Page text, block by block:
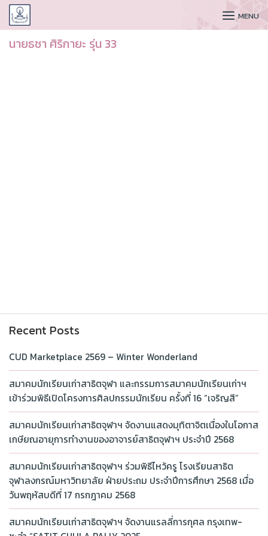
CUDAA MENU
นายธชา ศิริกายะ รุ่น 33
Recent Posts
CUD Marketplace 2569 – Winter Wonderland
สมาคมนักเรียนเก่าสาธิตจุฬา และกรรมการสมาคมนักเรียนเก่าฯ
เข้าร่วมพิธีเปิดโครงการศิลปกรรมนักเรียน ครั้งที่ 16 “เจริญสี”
สมาคมนักเรียนเก่าสาธิตจุฬาฯ จัดงานแสดงมุทิตาจิตเนื่องในโอกาส
เกษียณอายุการทำงานของอาจารย์สาธิตจุฬาฯ ประจำปี 2568
สมาคมนักเรียนเก่าสาธิตจุฬาฯ ร่วมพิธีไหว้ครู โรงเรียนสาธิต
จุฬาลงกรณ์มหาวิทยาลัย ฝ่ายประถม ประจำปีการศึกษา 2568 เมื่อ
วันพฤหัสบดีที่ 17 กรกฎาคม 2568
สมาคมนักเรียนเก่าสาธิตจุฬาฯ จัดงานแรลลี่การกุศล กรุงเทพ-